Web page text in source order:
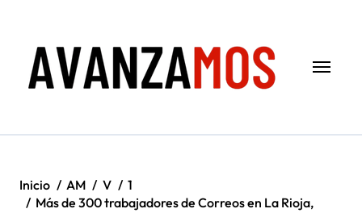
contenido
Inicio AM V
1
Más de 300 trabajadores de Correos en La Rioja,